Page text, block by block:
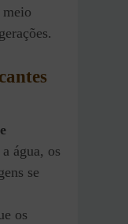
meio
água, os
se
os